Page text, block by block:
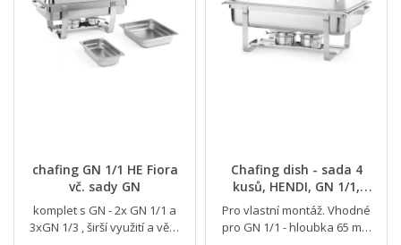
chafing GN 1/1 HE Fiora
vč. sady GN
komplet s GN - 2x GN 1/1 a
3xGN 1/3 , širší využití a větší
Chafing dish - sada 4
kusů, HENDI, GN 1/1,
575x352x(H)296mm
Pro vlastní montáž. Vhodné
pro GN 1/1 - hloubka 65 mm